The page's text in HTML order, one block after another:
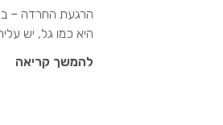
הרגעת החרדה –
היא כמו גל, יש
להמשך קריאה